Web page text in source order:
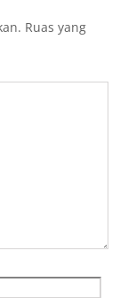
Ruas yang